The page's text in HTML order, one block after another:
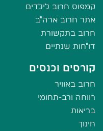
קמפוס חרוב לילדים
אתר חרוב ארה"ב
חרוב בתקשורת
דו"חות שנתיים
קורסים וכנסים
חרוב באוויר
רווחה ורב-תחומי
בריאות
חינוך